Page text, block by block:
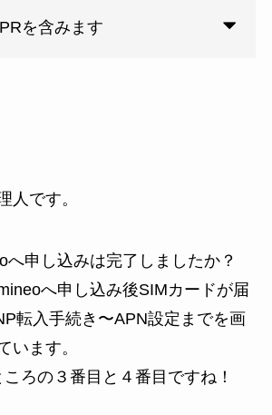
を含みます
人です。
へ申し込みは完了しましたか？
へ申し込み後SIMカードが届
転入手続き〜APN設定までを画
います。
ろの３番目と４番目ですね！